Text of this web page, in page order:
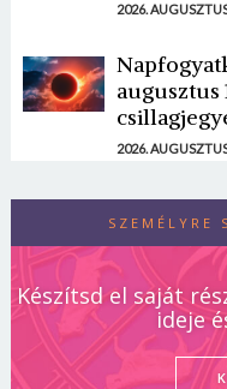
2026.
augusztus
2026.
SZEMÉLYRE
Készítsd el saját
ideje